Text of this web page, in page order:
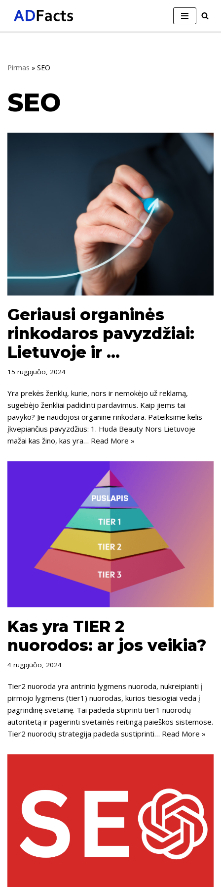
Pirmas » SEO
SEO
Geriausi organinės
rinkodaros pavyzdžiai:
Lietuvoje ir …
15 rugpjūčio, 2024
Yra prekės ženklų, kurie, nors ir nemokėjo už reklamą,
sugebėjo ženkliai padidinti pardavimus. Kaip jiems tai
pavyko? Jie naudojosi organine rinkodara. Pateiksime kelis
įkvepiančius pavyzdžius: 1. Huda Beauty Nors Lietuvoje
mažai kas žino, kas yra… Read More »
Kas yra TIER 2
nuorodos: ar jos veikia?
4 rugpjūčio, 2024
Tier2 nuoroda yra antrinio lygmens nuoroda, nukreipianti į
pirmojo lygmens (tier1) nuorodas, kurios tiesiogiai veda į
pagrindinę svetainę. Tai padeda stiprinti tier1 nuorodų
autoritetą ir pagerinti svetainės reitingą paieškos sistemose.
Tier2 nuorodų strategija padeda sustiprinti… Read More »